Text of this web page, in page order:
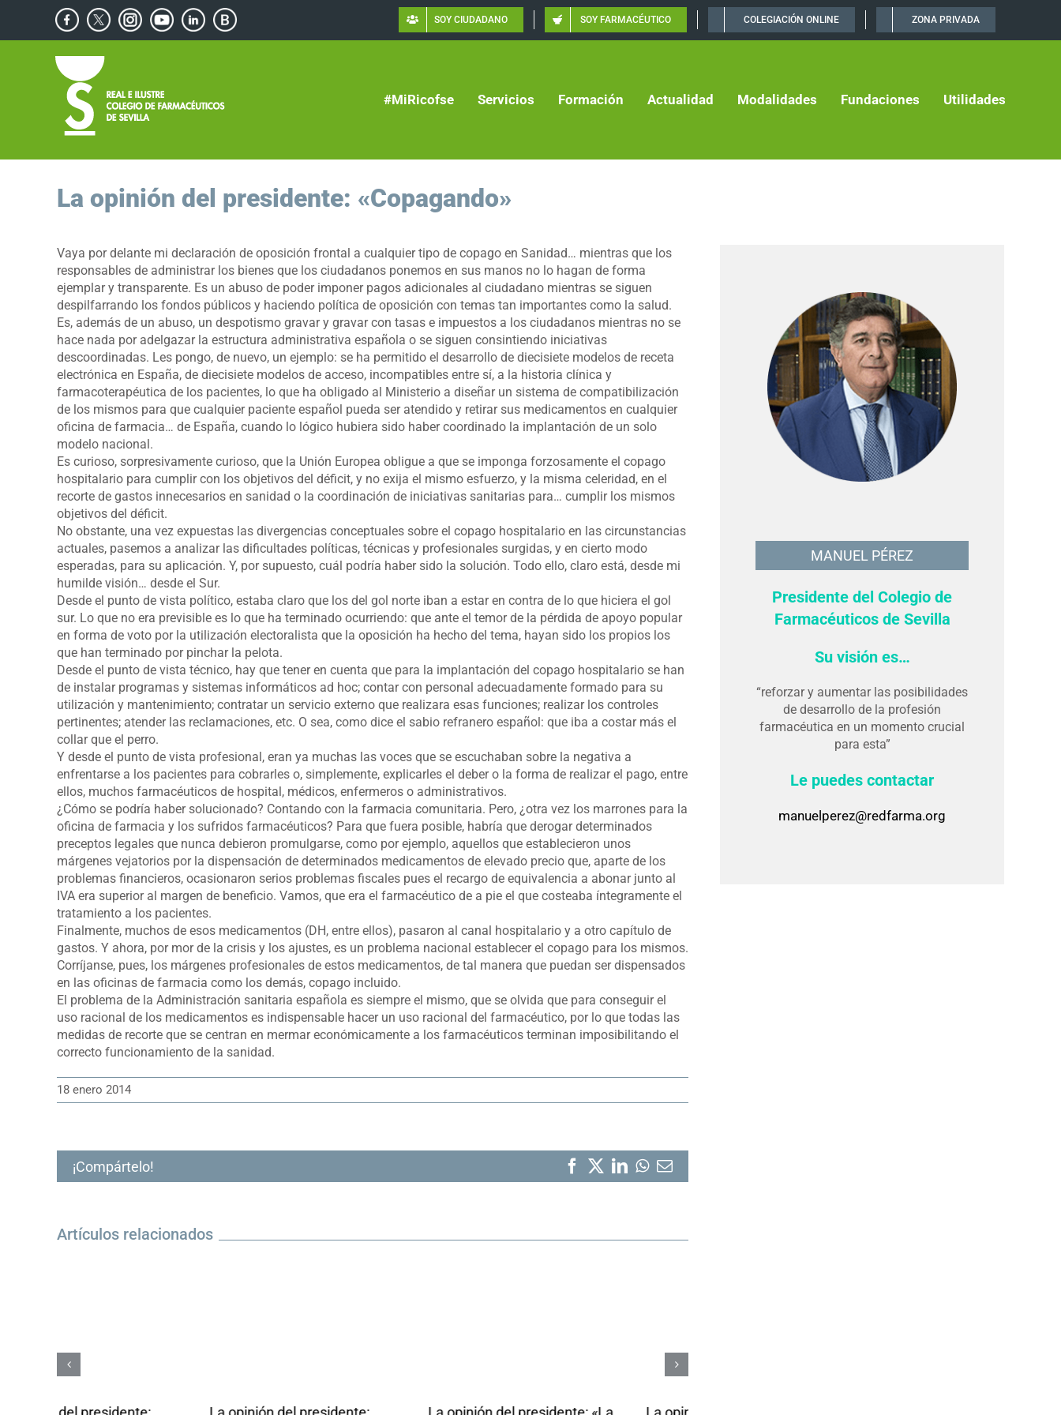
contenido
Facebook
X Instagram
YouTube
Linkedin
Blog
de
SOY CIUDADANO SOY FARMACÉUTICO COLEGIACIÓN ONLINE ZONA PRIVADA
#MiRicofse Servicios Formación Actualidad Modalidades Fundaciones Utilidades
La opinión del presidente: «Copagando»
Vaya por delante mi declaración de oposición frontal a cualquier tipo de copago en Sanidad… mientras que los
responsables de administrar los bienes que los ciudadanos ponemos en sus manos no lo hagan de forma
ejemplar y transparente. Es un abuso de poder imponer pagos adicionales al ciudadano mientras se siguen
despilfarrando los fondos públicos y haciendo política de oposición con temas tan importantes como la salud.
Es, además de un abuso, un despotismo gravar y gravar con tasas e impuestos a los ciudadanos mientras no se
hace nada por adelgazar la estructura administrativa española o se siguen consintiendo iniciativas
descoordinadas. Les pongo, de nuevo, un ejemplo: se ha permitido el desarrollo de diecisiete modelos de receta
electrónica en España, de diecisiete modelos de acceso, incompatibles entre sí, a la historia clínica y
farmacoterapéutica de los pacientes, lo que ha obligado al Ministerio a diseñar un sistema de compatibilización
de los mismos para que cualquier paciente español pueda ser atendido y retirar sus medicamentos en cualquier
oficina de farmacia… de España, cuando lo lógico hubiera sido haber coordinado la implantación de un solo
modelo nacional.
Es curioso, sorpresivamente curioso, que la Unión Europea obligue a que se imponga forzosamente el copago
hospitalario para cumplir con los objetivos del déficit, y no exija el mismo esfuerzo, y la misma celeridad, en el
recorte de gastos innecesarios en sanidad o la coordinación de iniciativas sanitarias para… cumplir los mismos
objetivos del déficit.
No obstante, una vez expuestas las divergencias conceptuales sobre el copago hospitalario en las circunstancias
actuales, pasemos a analizar las dificultades políticas, técnicas y profesionales surgidas, y en cierto modo
esperadas, para su aplicación. Y, por supuesto, cuál podría haber sido la solución. Todo ello, claro está, desde mi
humilde visión… desde el Sur.
Desde el punto de vista político, estaba claro que los del gol norte iban a estar en contra de lo que hiciera el gol
sur. Lo que no era previsible es lo que ha terminado ocurriendo: que ante el temor de la pérdida de apoyo popular
en forma de voto por la utilización electoralista que la oposición ha hecho del tema, hayan sido los propios los
que han terminado por pinchar la pelota.
Desde el punto de vista técnico, hay que tener en cuenta que para la implantación del copago hospitalario se han
de instalar programas y sistemas informáticos ad hoc; contar con personal adecuadamente formado para su
utilización y mantenimiento; contratar un servicio externo que realizara esas funciones; realizar los controles
pertinentes; atender las reclamaciones, etc. O sea, como dice el sabio refranero español: que iba a costar más el
collar que el perro.
Y desde el punto de vista profesional, eran ya muchas las voces que se escuchaban sobre la negativa a
enfrentarse a los pacientes para cobrarles o, simplemente, explicarles el deber o la forma de realizar el pago, entre
ellos, muchos farmacéuticos de hospital, médicos, enfermeros o administrativos.
¿Cómo se podría haber solucionado? Contando con la farmacia comunitaria. Pero, ¿otra vez los marrones para la
oficina de farmacia y los sufridos farmacéuticos? Para que fuera posible, habría que derogar determinados
preceptos legales que nunca debieron promulgarse, como por ejemplo, aquellos que establecieron unos
márgenes vejatorios por la dispensación de determinados medicamentos de elevado precio que, aparte de los
problemas financieros, ocasionaron serios problemas fiscales pues el recargo de equivalencia a abonar junto al
IVA era superior al margen de beneficio. Vamos, que era el farmacéutico de a pie el que costeaba íntegramente el
tratamiento a los pacientes.
Finalmente, muchos de esos medicamentos (DH, entre ellos), pasaron al canal hospitalario y a otro capítulo de
gastos. Y ahora, por mor de la crisis y los ajustes, es un problema nacional establecer el copago para los mismos.
Corríjanse, pues, los márgenes profesionales de estos medicamentos, de tal manera que puedan ser dispensados
en las oficinas de farmacia como los demás, copago incluido.
El problema de la Administración sanitaria española es siempre el mismo, que se olvida que para conseguir el
uso racional de los medicamentos es indispensable hacer un uso racional del farmacéutico, por lo que todas las
medidas de recorte que se centran en mermar económicamente a los farmacéuticos terminan imposibilitando el
correcto funcionamiento de la sanidad.
18 enero 2014
¡Compártelo! Facebook
X LinkedIn
WhatsApp
Correo
electrónico
Artículos relacionados
MANUEL PÉREZ
Presidente del Colegio de
Farmacéuticos de Sevilla
Su visión es…
“reforzar y aumentar las posibilidades
de desarrollo de la profesión
farmacéutica en un momento crucial
para esta”
Le puedes contactar
manuelperez@redfarma.org